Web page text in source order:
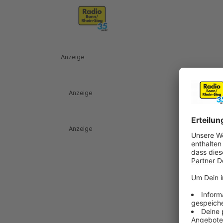
Anzeige
Anzeige
Anzeige